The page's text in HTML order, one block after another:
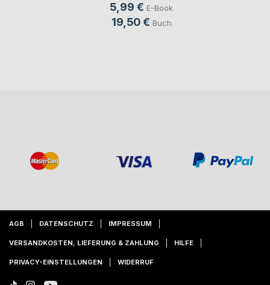
5,99 € E-Book
19,50 € Buch
AGB DATENSCHUTZ IMPRESSUM
VERSANDKOSTEN, LIEFERUNG & ZAHLUNG HILFE
PRIVACY-EINSTELLUNGEN WIDERRUF